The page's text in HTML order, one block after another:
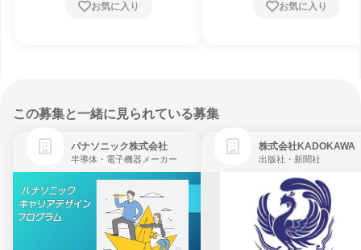
お気に入り お気に入り
この募集と一緒に見られている募集
パナソニック株式会社
半導体・電子機器メーカー
株式会社KADOKAWA
出版社・新聞社